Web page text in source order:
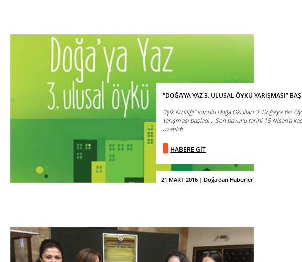
21 MART 2016 | Doğa'dan Haberler
“DOĞA’YA YAZ 3. ULUSAL ÖYKÜ YARIŞMASI”
"Işık Kirliliği" konulu Doğa Okulları 3. Doğa'ya Yaz
Yarışması başladı... Son bavuru tarihi 15 Nisan'a
uzatıldı.
HABERE GİT